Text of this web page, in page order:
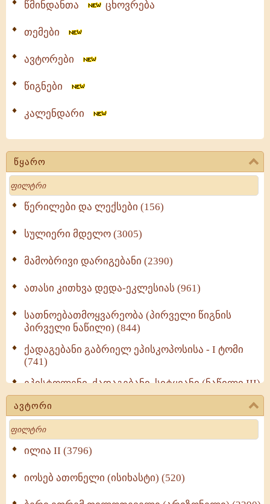
წმინდანთა ცხოვრება
თემები
ავტორები
წიგნები
კალენდარი
წყარო
Search
წერილები და ლექსები (156)
სულიერი მდელო (3005)
მამობრივი დარიგებანი (2390)
ათასი კითხვა დედა-ეკლესიას (961)
სათნოებათმოყვარეობა (პირველი წიგნის
პირველი ნაწილი) (844)
ქადაგებანი გაბრიელ ეპისკოპოსისა - I ტომი
(741)
ეპისტოლენი, ქადაგებანი, სიტყვანი (ნაწილი III)
(723)
მოძღვრის ძალზე სასარგებლო რჩევები
მრევლისათვის (545)
Wisdomge (514)
ქადაგებანი გაბრიელ ეპისკოპოსისა - II ტომი
ავტორი
Search
ილია II (3796)
იოსებ ათონელი (ისიხასტი) (520)